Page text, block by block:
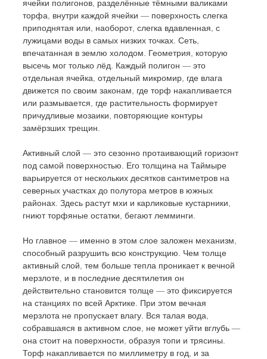
ячейки полигонов, разделённые тёмными валиками
торфа, внутри каждой ячейки — поверхность слегка
приподнятая или, наоборот, слегка вдавленная, с
лужицами воды в самых низких точках. Сеть,
впечатанная в землю холодом. Геометрия, которую
высечь мог только лёд. Каждый полигон — это
отдельная ячейка, отдельный микромир, где влага
движется по своим законам, где торф накапливается
или размывается, где растительность формирует
причудливые мозаики, повторяющие контуры
замёрзших трещин.
Активный слой — это сезонно протаивающий горизонт
под самой поверхностью. Его толщина на Таймыре
варьируется от нескольких десятков сантиметров на
северных участках до полутора метров в южных
районах. Здесь растут мхи и карликовые кустарники,
гниют торфяные остатки, бегают лемминги.
Но главное — именно в этом слое заложен механизм,
способный разрушить всю конструкцию. Чем толще
активный слой, тем больше тепла проникает к вечной
мерзлоте, и в последние десятилетия он
действительно становится толще — это фиксируется
на станциях по всей Арктике. При этом вечная
мерзлота не пропускает влагу. Вся талая вода,
собравшаяся в активном слое, не может уйти вглубь —
она стоит на поверхности, образуя топи и трясины.
Торф накапливается по миллиметру в год, и за